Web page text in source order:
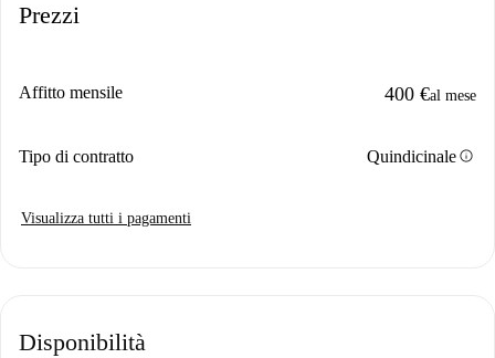
Prezzi
Affitto mensile 400 €al mese
Tipo di contratto Quindicinaleinfo
Visualizza tutti i pagamenti
Disponibilità